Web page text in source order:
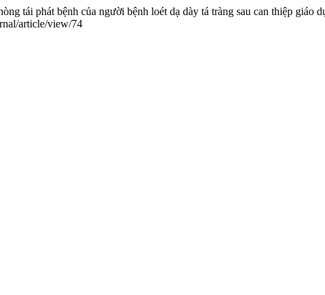
tái phát bệnh của người bệnh loét dạ dày tá tràng sau can thiệp giáo
article/view/74